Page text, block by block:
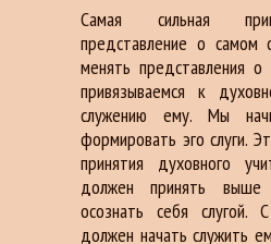
Самая сильная
представление о самом
менять представления
привязываемся к
служению ему. Мы
формировать эго слуги.
принятия духовного
должен принять
осознать себя слугой.
должен начать служить